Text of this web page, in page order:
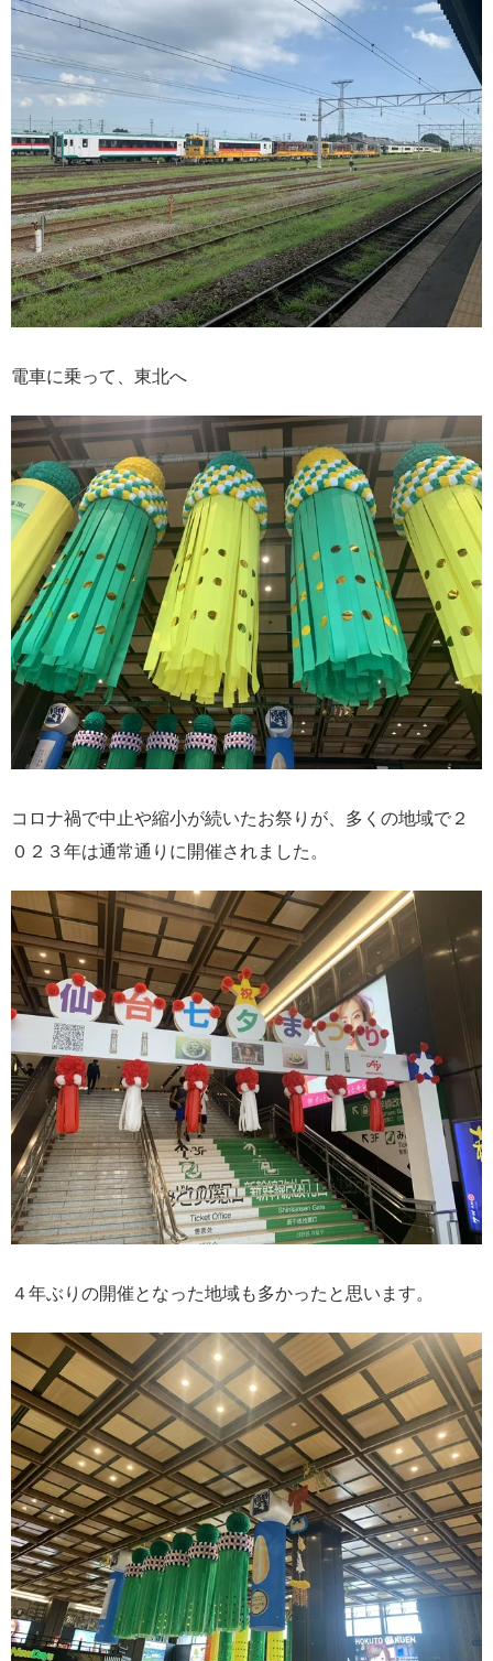
電車に乗って、東北へ
コロナ禍で中止や縮小が続いたお祭りが、多くの地域で２
０２３年は通常通りに開催されました。
４年ぶりの開催となった地域も多かったと思います。